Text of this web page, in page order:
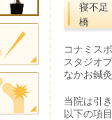
寝不
橋
コナミス
スタジオ
なかお鍼
当院は引
以下の項